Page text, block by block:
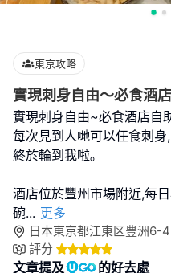
東京攻略
實現刺身自由～必食酒
實現刺身自由~必食酒店自
每次見到人哋可以任食刺
終於輪到我啦｡
酒店位於豐州市場附近,每
碗... 更多
日本東京都江東区豊洲6-
評分
文章提及 的好去處